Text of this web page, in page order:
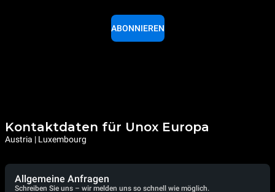
ABONNIEREN
Kontaktdaten für Unox Europa
Austria | Luxembourg
Allgemeine Anfragen
Schreiben Sie uns – wir melden uns so schnell wie möglich.